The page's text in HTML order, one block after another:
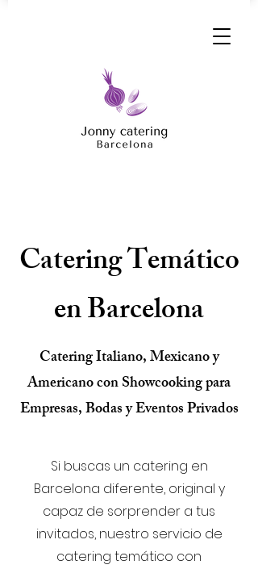
Catering Temático
en Barcelona
Catering Italiano, Mexicano y
Americano con Showcooking para
Empresas, Bodas y Eventos Privados
Si buscas un catering en
Barcelona diferente, original y
capaz de sorprender a tus
invitados, nuestro servicio de
catering temático con